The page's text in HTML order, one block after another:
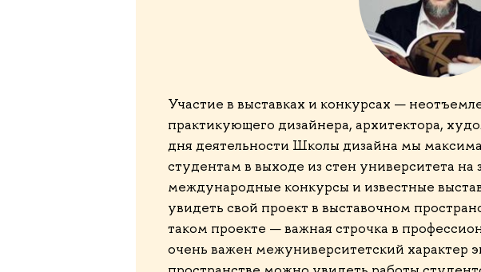
Участие в выставках и конкурсах —
практикующего дизайнера, архитектора,
дня деятельности Школы дизайна мы
студентам в выходе из стен университета
международные конкурсы и известные
увидеть свой проект в выставочном
таком проекте — важная строчка в
очень важен межуниверситетский характер